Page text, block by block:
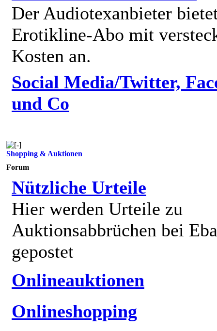
Der Audiotexanbieter
Erotikline-Abo mit
Kosten an.
Social Media/Twitter,
und Co
Shopping & Auktionen
Forum
Nützliche Urteile
Hier werden Urteile zu
Auktionsabbrüchen bei
gepostet
Onlineauktionen
Onlineshopping